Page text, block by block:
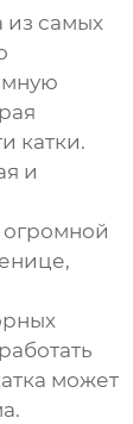
из самых
катки.
и
может